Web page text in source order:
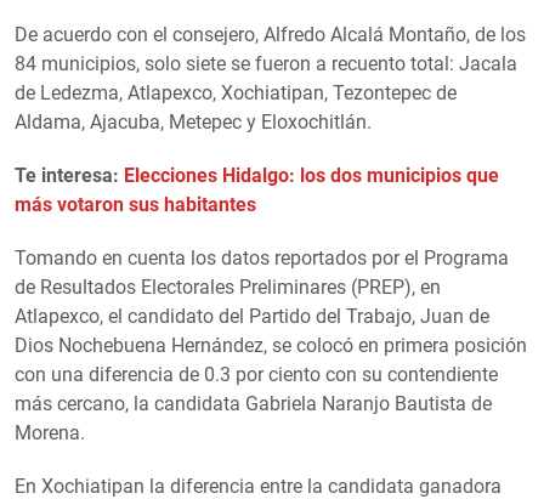
De acuerdo con el consejero, Alfredo Alcalá Montaño, de los
84 municipios, solo siete se fueron a recuento total: Jacala
de Ledezma, Atlapexco, Xochiatipan, Tezontepec de
Aldama, Ajacuba, Metepec y Eloxochitlán.
Te interesa: Elecciones Hidalgo: los dos municipios que
más votaron sus habitantes
Tomando en cuenta los datos reportados por el Programa
de Resultados Electorales Preliminares (PREP), en
Atlapexco, el candidato del Partido del Trabajo, Juan de
Dios Nochebuena Hernández, se colocó en primera posición
con una diferencia de 0.3 por ciento con su contendiente
más cercano, la candidata Gabriela Naranjo Bautista de
Morena.
En Xochiatipan la diferencia entre la candidata ganadora